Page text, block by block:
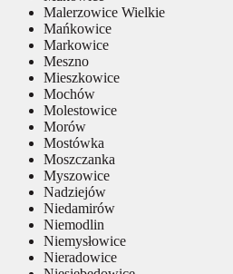
Malerzowice Wielkie
Mańkowice
Markowice
Meszno
Mieszkowice
Mochów
Molestowice
Morów
Mostówka
Moszczanka
Myszowice
Nadziejów
Niedamirów
Niemodlin
Niemysłowice
Nieradowice